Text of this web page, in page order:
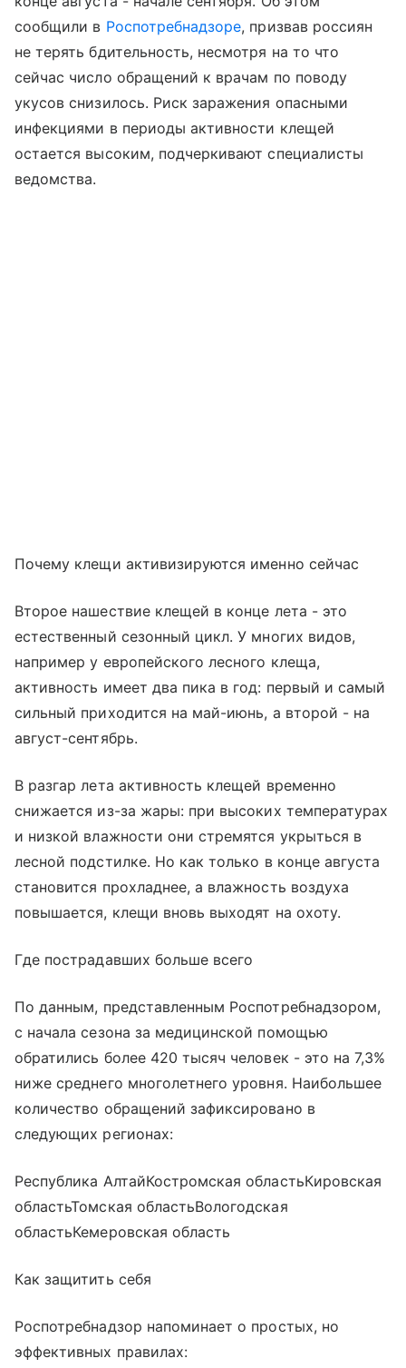
сообщили в Роспотребнадзоре, призвав россиян
не терять бдительность, несмотря на то что
сейчас число обращений к врачам по поводу
укусов снизилось. Риск заражения опасными
инфекциями в периоды активности клещей
остается высоким, подчеркивают специалисты
ведомства.
Почему клещи активизируются именно сейчас
Второе нашествие клещей в конце лета - это
естественный сезонный цикл. У многих видов,
например у европейского лесного клеща,
активность имеет два пика в год: первый и самый
сильный приходится на май-июнь, а второй - на
август-сентябрь.
В разгар лета активность клещей временно
снижается из-за жары: при высоких температурах
и низкой влажности они стремятся укрыться в
лесной подстилке. Но как только в конце августа
становится прохладнее, а влажность воздуха
повышается, клещи вновь выходят на охоту.
Где пострадавших больше всего
По данным, представленным Роспотребнадзором,
с начала сезона за медицинской помощью
обратились более 420 тысяч человек - это на 7,3%
ниже среднего многолетнего уровня. Наибольшее
количество обращений зафиксировано в
следующих регионах:
Республика АлтайКостромская областьКировская
областьТомская областьВологодская
областьКемеровская область
Как защитить себя
Роспотребнадзор напоминает о простых, но
эффективных правилах: